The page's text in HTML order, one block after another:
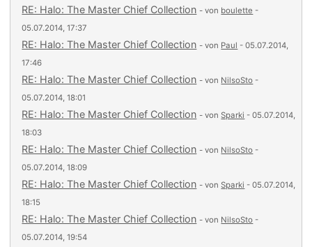
RE: Halo: The Master Chief Collection - von boulette -
05.07.2014, 17:37
RE: Halo: The Master Chief Collection - von Paul - 05.07.2014,
17:46
RE: Halo: The Master Chief Collection - von NilsoSto -
05.07.2014, 18:01
RE: Halo: The Master Chief Collection - vonSparki - 05.07.2014,
18:03
RE: Halo: The Master Chief Collection - von NilsoSto -
05.07.2014, 18:09
RE: Halo: The Master Chief Collection - vonSparki - 05.07.2014,
18:15
RE: Halo: The Master Chief Collection - von NilsoSto -
05.07.2014, 19:54